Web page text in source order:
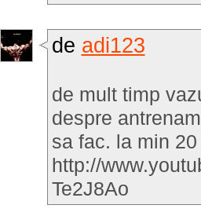
de adi123
de mult timp
despre
sa fac. la min
http://
Te2J8Ao